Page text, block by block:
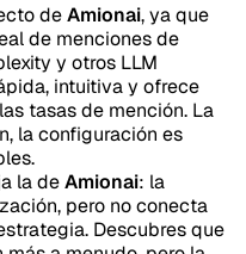
deAmionai, ya que
de menciones de
y otros LLM
intuitiva y ofrece
tasas de mención. La
la configuración es
la deAmionai: la
pero no conecta
Descubres que